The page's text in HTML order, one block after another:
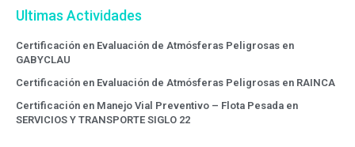
Ultimas Actividades
Certificación en Evaluación de Atmósferas Peligrosas en
GABYCLAU
Certificación en Evaluación de Atmósferas Peligrosas en RAINCA
Certificación en Manejo Vial Preventivo – Flota Pesada en
SERVICIOS Y TRANSPORTE SIGLO 22